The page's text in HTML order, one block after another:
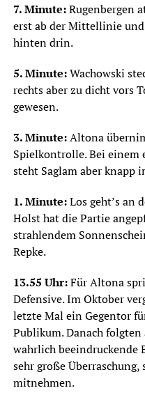
7. Minute:Rugenbergen
erst ab der Mittellinie
hinten drin.
5. Minute:Wachowski
rechts aber zu dicht vors
gewesen.
3. Minute:Altona
Spielkontrolle. Bei einem
steht Saglam aber knapp
1. Minute:Los geht’s an
Holst hat die Partie
strahlendem
Repke.
13.55 Uhr:Für Altona
Defensive. Im Oktober
letzte Mal ein Gegentor
Publikum. Danach
wahrlich beeindruckende
sehr große
mitnehmen.